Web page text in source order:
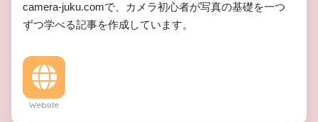
camera-juku.comで、カメラ初心者が写真の基礎を一つ
ずつ学べる記事を作成しています。
Website